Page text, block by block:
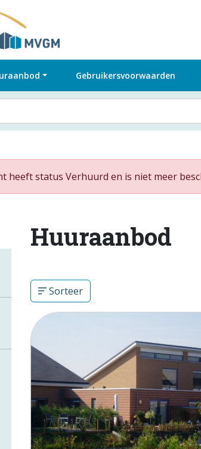
Gebruikersvoorwaarden
heeft status Verhuurd en is niet meer
Huuraanbod
Sorteer